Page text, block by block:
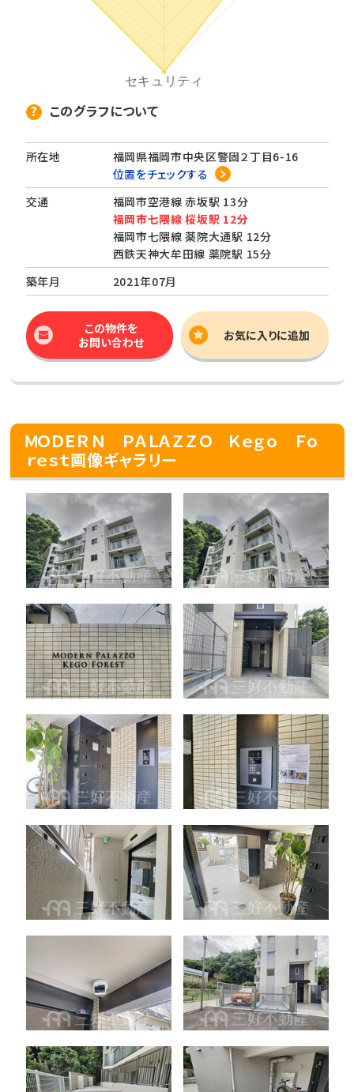
このグラフについて
所在地
福岡県福岡市中央区警固２丁目6-16
位置をチェックする
交通
福岡市空港線 赤坂駅 13分
福岡市七隈線 桜坂駅 12分
福岡市七隈線 薬院大通駅 12分
西鉄天神大牟田線 薬院駅 15分
築年月
2021年07月
この物件を
お問い合わせ
お気に入りに追加
ＭＯＤＥＲＮ ＰＡＬＡＺＺＯ Ｋｅｇｏ Ｆｏ
ｒｅｓｔ画像ギャラリー